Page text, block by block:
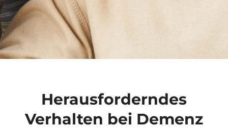
Herausforderndes
Verhalten bei Demenz